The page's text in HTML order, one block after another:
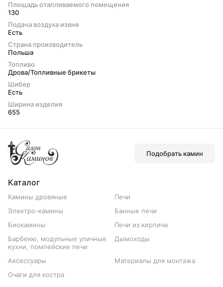
Площадь отапливаемого помещения
130
Подача воздуха извне
Есть
Страна производитель
Польша
Топливо
Дрова/Топливные брикеты
Шибер
Есть
Ширина изделия
655
Подобрать камин
Каталог
Камины дровяные
Печи
Электро-камины
Банные печи
Биокамины
Печи из кирпича
Барбекю, модульные уличные
кухни, помпейские печи
Дымоходы
Аксессуары
Материалы для монтажа
Очаги для костра